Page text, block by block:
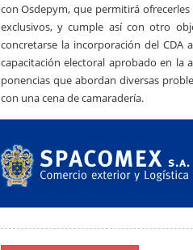
con Osdepym, que permitirá
exclusivos, y cumple así con otro
concretarse la incorporación del
capacitación electoral aprobado en la
ponencias que abordan diversas
con una cena de camaradería.